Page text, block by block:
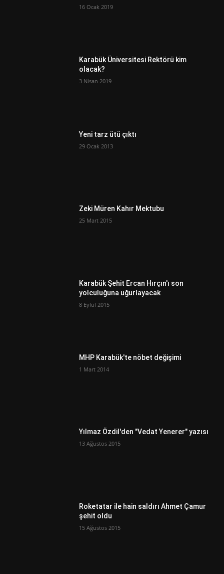
16 Ocak 2019
Karabük Üniversitesi Rektörü kim
olacak?
3 Nisan 2019
Yeni tarz ütü çıktı
29 Ocak 2013
Zeki Müren Kahır Mektubu
25 Mart 2015
Karabük Şehit Ercan Hırçın'ı son
yolculuğuna uğurlayacak
8 Eylül 2015
MHP Karabük'te nöbet değişimi
1 Mart 2014
Yılmaz Özdil'den "Vedat Yenerer" yazısı
13 Ağustos 2015
Roketatar ile hain saldırı Ahmet Çamur
şehit oldu
15 Ağustos 2015